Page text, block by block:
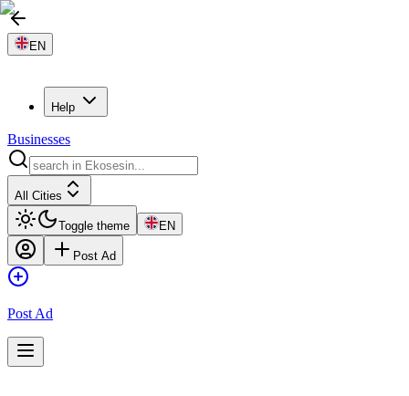
EN
Help
Businesses
All Cities
Toggle theme EN
Post Ad
Post Ad